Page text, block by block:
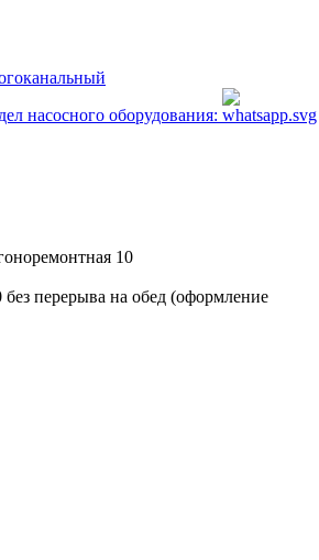
насосного оборудования:
10
перерыва на обед (оформление